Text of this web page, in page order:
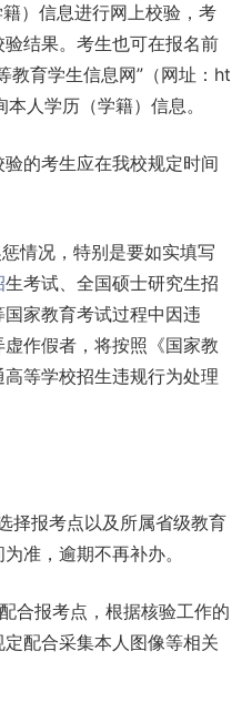
）信息进行网上校验，考
结果。考生也可在报名前
教育学生信息网”（网址：ht
人学历（学籍）信息。
的考生应在我校规定时间
情况，特别是要如实填写
生考试、全国硕士研究生招
家教育考试过程中因违
作假者，将按照《国家教
等学校招生违规行为处理
择报考点以及所属省级教育
准，逾期不再补办。
合报考点，根据核验工作的
配合采集本人图像等相关